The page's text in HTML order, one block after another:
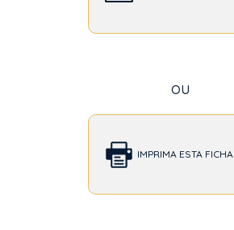
ou
IMPRIMA ESTA FICHA